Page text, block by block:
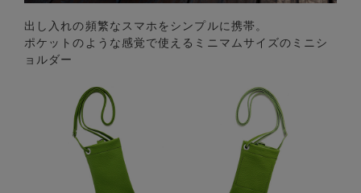
出し入れの頻繁なスマホをシンプルに携帯。
ポケットのような感覚で使えるミニマムサイズのミニシ
ョルダー